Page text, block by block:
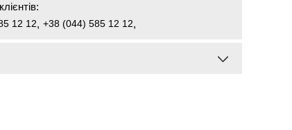
12 12, +38 (044) 585 12 12,